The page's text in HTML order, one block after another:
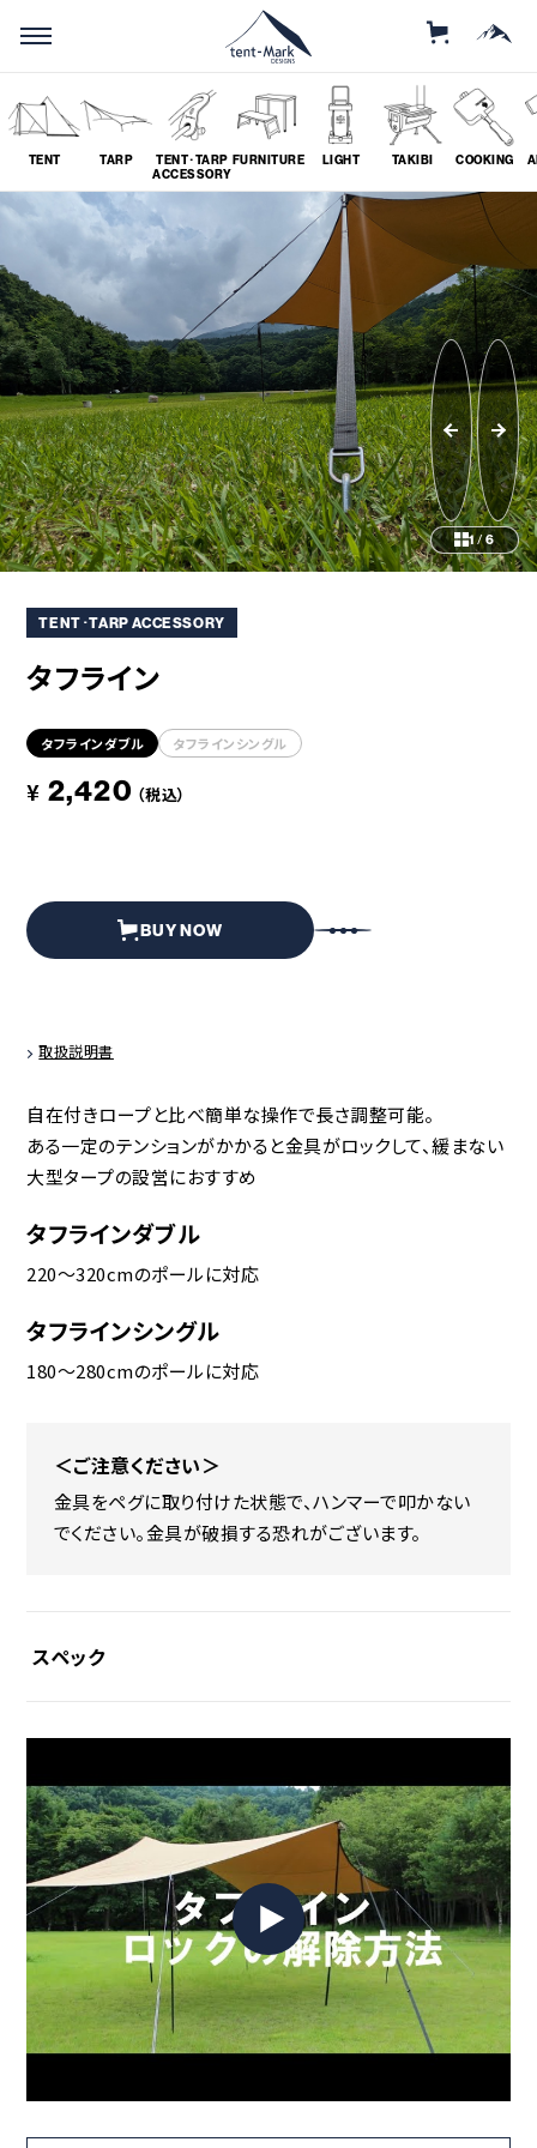
STORE
MOUNTAIN
TENT
TARP
TENT･TARP
ACCESSORY
FURNITURE LIGHT TAKIBI COOKING
ソロ
# SOLO
グループ
# GROUP
ツーリング
# TOURING
料理
# COOKING
コラボレーション
# COLLABORATION
粋
# IKI
革道
# LEATHER
ABOUT US COLLABORATOR
SHOP LIST
1/6
TENT･TARP ACCESSORY
タフライン
タフラインダブル タフラインシングル
¥ 2,420 （税込）
BUY NOW
取扱説明書
自在付きロープと比べ簡単な操作で長さ調整可能。
ある一定のテンションがかかると金具がロックして、緩まない
大型タープの設営におすすめ
タフラインダブル
220～320cmのポールに対応
タフラインシングル
180～280cmのポールに対応
＜ご注意ください＞
金具をペグに取り付けた状態で、ハンマーで叩かない
でください。金具が破損する恐れがございます。
スペック
約507cm～330cm（片側長さ）
[タフラインシングル]
約417cm～291cm
素材
◯本体
ポリエステル
◯金具
亜鉛合金
重量